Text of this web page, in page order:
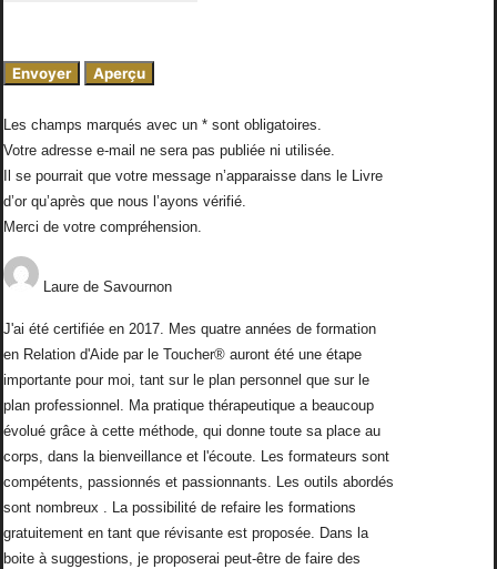
Les champs marqués avec un * sont obligatoires.
Votre adresse e-mail ne sera pas publiée ni utilisée.
Il se pourrait que votre message n’apparaisse dans le Livre
d’or qu’après que nous l’ayons vérifié.
Merci de votre compréhension.
Laure de Savournon
J'ai été certifiée en 2017. Mes quatre années de formation
en Relation d'Aide par le Toucher® auront été une étape
importante pour moi, tant sur le plan personnel que sur le
plan professionnel. Ma pratique thérapeutique a beaucoup
évolué grâce à cette méthode, qui donne toute sa place au
corps, dans la bienveillance et l'écoute. Les formateurs sont
compétents, passionnés et passionnants. Les outils abordés
sont nombreux . La possibilité de refaire les formations
gratuitement en tant que révisante est proposée. Dans la
boite à suggestions, je proposerai peut-être de faire des